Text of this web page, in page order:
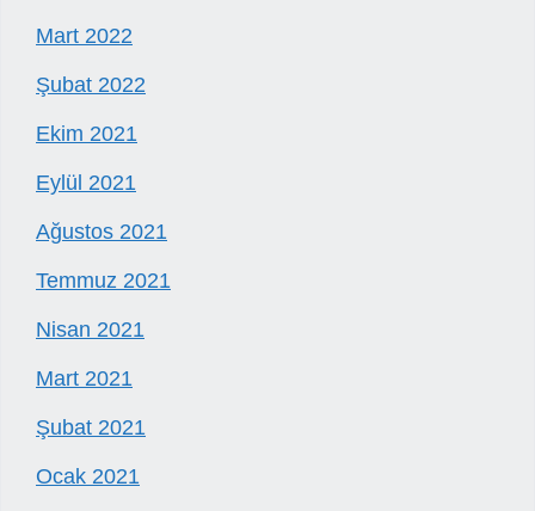
Mart 2022
Şubat 2022
Ekim 2021
Eylül 2021
Ağustos 2021
Temmuz 2021
Nisan 2021
Mart 2021
Şubat 2021
Ocak 2021